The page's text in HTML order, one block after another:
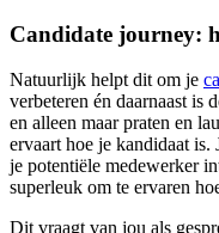
Candidate journey:
Natuurlijk helpt dit om je
verbeteren én daarnaast is
en alleen maar praten en
ervaart hoe je kandidaat
je potentiële medewerker
superleuk om te ervaren
Dit vraagt van jou als